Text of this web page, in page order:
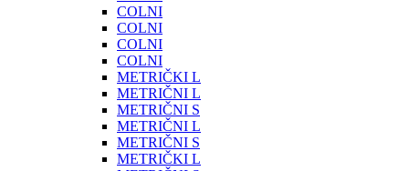
COLNI
COLNI
COLNI
COLNI
METRIČKI L
METRIČNI L
METRIČNI S
METRIČNI L
METRIČNI S
METRIČKI L